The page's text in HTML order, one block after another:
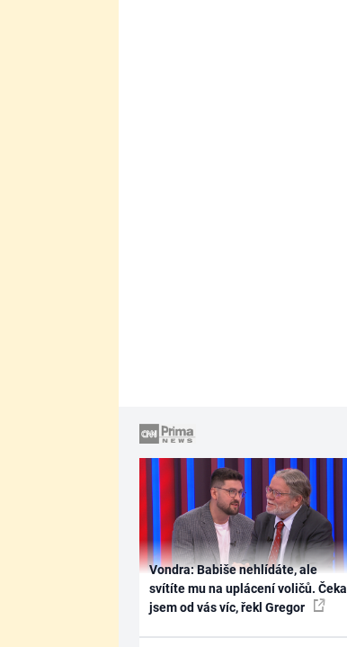
Vondra: Babiše nehlídáte, ale
svítíte mu na uplácení voličů. Čekal
jsem od vás víc, řekl Gregor